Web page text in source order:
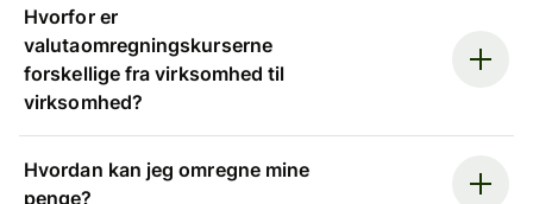
Hvorfor er
valutaomregningskurserne
forskellige fra virksomhed til
virksomhed?
Hvordan kan jeg omregne mine
penge?